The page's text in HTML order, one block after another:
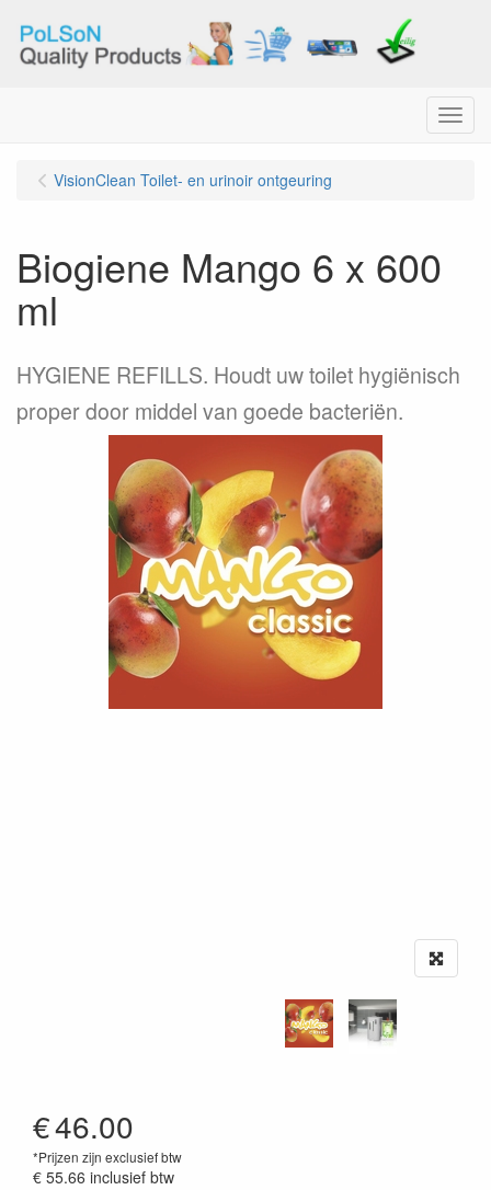
Menu
VisionClean Toilet- en urinoir ontgeuring
Biogiene Mango 6 x 600
ml
HYGIENE REFILLS. Houdt uw toilet hygiënisch
proper door middel van goede bacteriën.
€46.00
*Prijzen zijn exclusief btw
€ 55.66 inclusief btw